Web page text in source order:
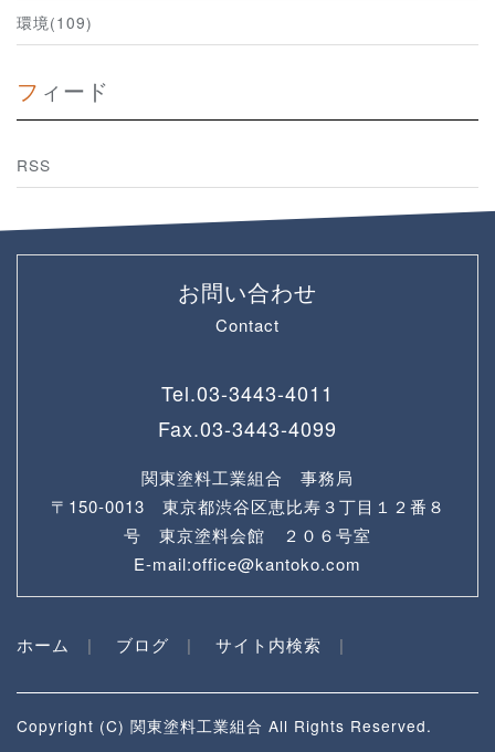
環境(109)
フィード
RSS
お問い合わせ
Contact
Tel.03-3443-4011
Fax.03-3443-4099
関東塗料工業組合 事務局
〒150-0013 東京都渋谷区恵比寿３丁目１２番８
号 東京塗料会館 ２０６号室
E-mail:office@kantoko.com
ホーム ブログ サイト内検索
Copyright (C) 関東塗料工業組合 All Rights Reserved.